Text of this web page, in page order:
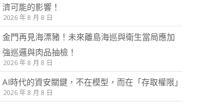
濟可能的影響！
2026 年 8 月 8 日
金門再見海漂豬！未來離島海巡與衛生當局應加
強巡邏與肉品抽檢！
2026 年 8 月 8 日
AI時代的資安關鍵，不在模型，而在「存取權限」
2026 年 8 月 8 日